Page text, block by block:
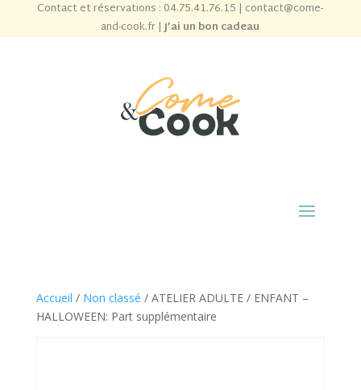
Contact et réservations : 04.75.41.76.15 | contact@come-
and-cook.fr|J’ai un bon cadeau
Accueil / Non classé / ATELIER ADULTE / ENFANT –
HALLOWEEN: Part supplémentaire